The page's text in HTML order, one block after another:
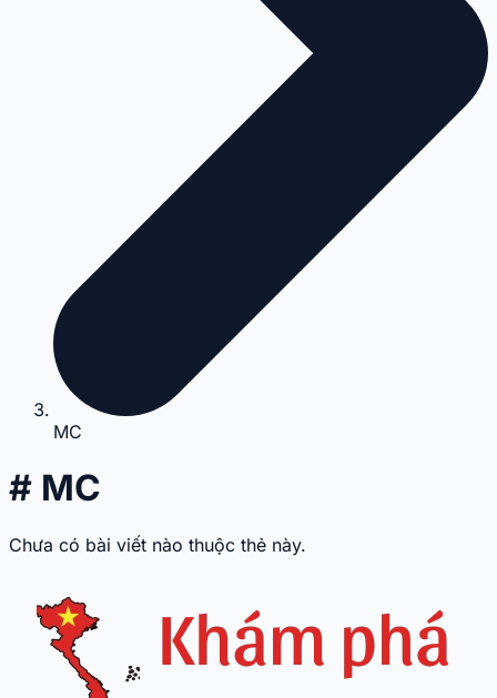
MC
# MC
Chưa có bài viết nào thuộc thẻ này.